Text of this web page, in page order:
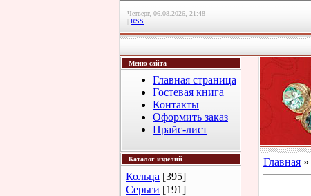
Четверг, 06.08.2026, 21:48
| RSS
Меню сайта
Главная страница
Гостевая книга
Контакты
Оформить заказ
Прайс-лист
Каталог изделий
Кольца [395]
Серьги [191]
Главная »